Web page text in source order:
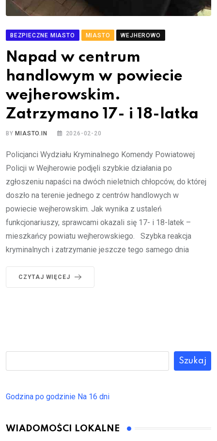
BEZPIECZNE MIASTO MIASTO WEJHEROWO
Napad w centrum
handlowym w powiecie
wejherowskim.
Zatrzymano 17- i 18-latka
BYMIASTO.IN 2026-02-20
Policjanci Wydziału Kryminalnego Komendy Powiatowej
Policji w Wejherowie podjęli szybkie działania po
zgłoszeniu napaści na dwóch nieletnich chłopców, do której
doszło na terenie jednego z centrów handlowych w
powiecie wejherowskim. Jak wynika z ustaleń
funkcjonariuszy, sprawcami okazali się 17- i 18-latek –
mieszkańcy powiatu wejherowskiego. Szybka reakcja
kryminalnych i zatrzymanie jeszcze tego samego dnia
CZYTAJ WIĘCEJ
Szukaj
Godzina po godzinie Na 16 dni
WIADOMOŚCI LOKALNE